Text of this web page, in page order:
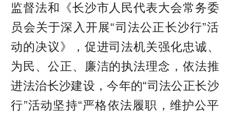
监督法和《长沙市人民代表大会常务委
员会关于深入开展“司法公正长沙行”活
动的决议》，促进司法机关强化忠诚、
为民、公正、廉洁的执法理念，依法推
进法治长沙建设，今年的“司法公正长沙
行”活动坚持“严格依法履职，维护公平